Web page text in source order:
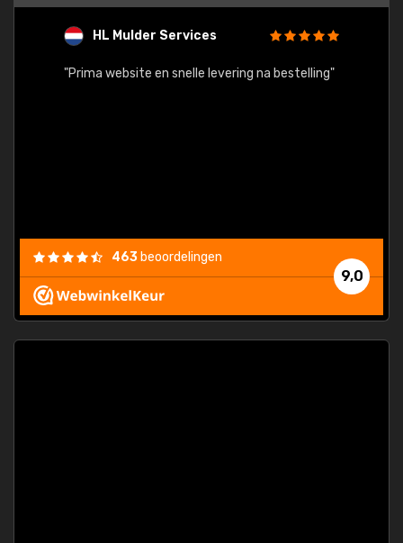
HL Mulder Services
"Prima website en snelle levering na bestelling"
9,0
463 beoordelingen